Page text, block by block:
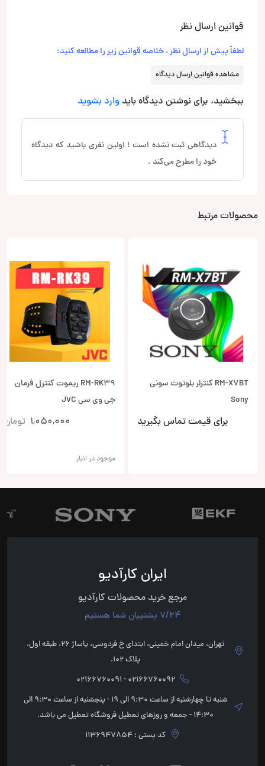
قوانین ارسال نظر
لطفاً پیش از ارسال نظر ، خلاصه قوانین زیر را مطالعه کنید:
مشاهده قوانین ارسال دیدگاه
ببخشید، برای نوشتن دیدگاه باید وارد بشوید
دیدگاهی ثبت نشده است ! اولین نفری باشید که دیدگاه
خود را مطرح می‌کند .
محصولات مرتبط
RM-X7BT کنترلر بلوتوث سونی
Sony
برای قیمت تماس بگیرید
RM-RK39 ریموت کنترل فرمان
جی وی سی JVC
1,050,000 تومان
موجود در انبار
ایران کارآدیو
مرجع خرید محصولات کارآدیو
7/24 پشتیبان شما هستیم
تهران، میدان امام خمینی، ابتدای خ فردوسی، پاساژ 26، طبقه اول،
پلاک 102.
02166760092 - 02166760091
شنبه تا چهارشنبه از ساعت 9:30 الی 19 - پنجشنبه از ساعت 9:30 الی
14:30 - جمعه و روزهای تعطیل فروشگاه تعطیل می باشد.
کد پستی : 1136947854